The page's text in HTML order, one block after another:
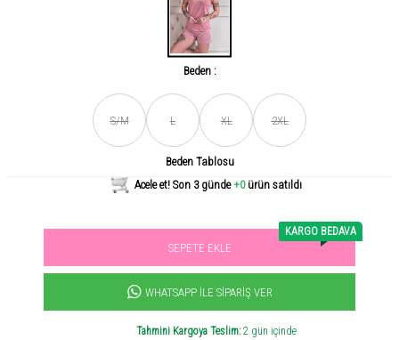
Beden :
S/M L XL 2XL
Beden Tablosu
Son gün içerisinde 456 kişi tarafından incelendi!
Acele et! Son 3 günde+0 ürün satıldı
Sevilen ürün! 11.3B kişi favoriledi!
SEPETE EKLE
KARGO BEDAVA
WHATSAPP İLE SIPARIŞ VER
Tahmini Kargoya Teslim:2 gün içinde